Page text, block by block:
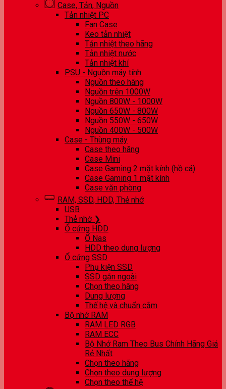
Case, Tản, Nguồn
Tản nhiệt PC
Fan Case
Keo tản nhiệt
Tản nhiệt theo hãng
Tản nhiệt nước
Tản nhiệt khí
PSU - Nguồn máy tính
Nguồn theo hãng
Nguồn trên 1000W
Nguồn 800W - 1000W
Nguồn 650W - 800W
Nguồn 550W - 650W
Nguồn 400W - 500W
Case - Thùng máy
Case theo hãng
Case Mini
Case Gaming 2 mặt kính (hồ cá)
Case Gaming 1 mặt kính
Case văn phòng
RAM, SSD, HDD, Thẻ nhớ
USB
Thẻ nhớ ❯
Ổ cứng HDD
Ổ Nas
HDD theo dung lượng
Ổ cứng SSD
Phụ kiện SSD
SSD gắn ngoài
Chọn theo hãng
Dung lượng
Thế hệ và chuẩn cắm
Bộ nhớ RAM
RAM LED RGB
RAM ECC
Bộ Nhớ Ram Theo Bus Chính Hãng Giá
Rẻ Nhất
Chọn theo hãng
Chọn theo dung lượng
Chọn theo thế hệ